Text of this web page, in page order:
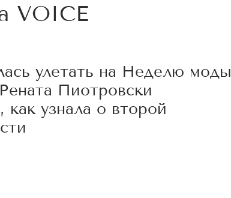
VOICE
улетать на Неделю моды
Пиотровски
как узнала о второй